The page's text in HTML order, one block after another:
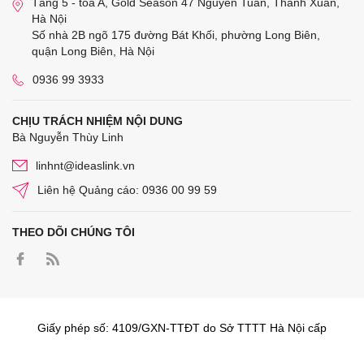
Hà Nội
Số nhà 2B ngõ 175 đường Bát Khối, phường Long Biên,
quận Long Biên, Hà Nội
0936 99 3933
CHỊU TRÁCH NHIỆM NỘI DUNG
Bà Nguyễn Thùy Linh
linhnt@ideaslink.vn
Liên hệ Quảng cáo: 0936 00 99 59
THEO DÕI CHÚNG TÔI
Giấy phép số: 4109/GXN-TTĐT do Sở TTTT Hà Nội cấp